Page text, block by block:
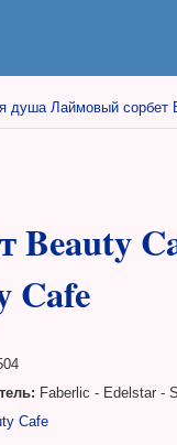
душа Лаймовый сорбет
Beauty
Cafe
Faberlic - Edelstar -
Cafe